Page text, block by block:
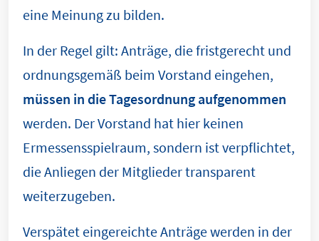
eine Meinung zu bilden.
In der Regel gilt: Anträge, die fristgerecht und
ordnungsgemäß beim Vorstand eingehen,
müssen in die Tagesordnung aufgenommen
werden. Der Vorstand hat hier keinen
Ermessensspielraum, sondern ist verpflichtet,
die Anliegen der Mitglieder transparent
weiterzugeben.
Verspätet eingereichte Anträge werden in der